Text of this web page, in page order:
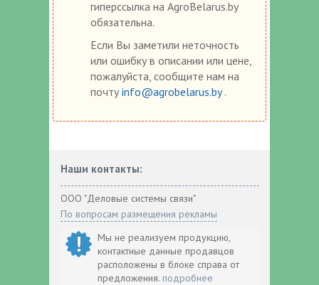
гиперссылка на AgroBelarus.by
обязательна.
Если Вы заметили неточность
или ошибку в описании или цене,
пожалуйста, сообщите нам на
почту info@agrobelarus.by.
Наши контакты:
ООО "Деловые системы связи"
По вопросам размещения рекламы
Мы не реализуем продукцию,
контактные данные продавцов
расположены в блоке справа от
предложения. подробнее